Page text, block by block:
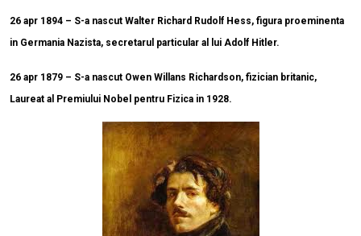
26 apr 1894 – S-a nascut Walter Richard Rudolf Hess, figura proeminenta
in Germania Nazista, secretarul particular al lui Adolf Hitler.
26 apr 1879 – S-a nascut Owen Willans Richardson, fizician britanic,
Laureat al Premiului Nobel pentru Fizica in 1928.